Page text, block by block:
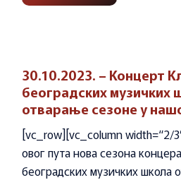
30.10.2023. – Концерт
београдских музичких
отварање сезоне у
[vc_row][vc_column width=“2/
овог пута нова сезона
београдских музичких школа